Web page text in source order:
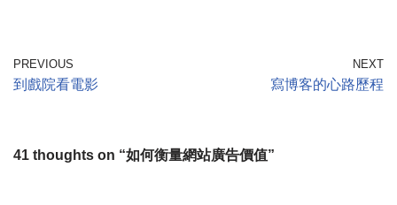
PREVIOUS
到戲院看電影
NEXT
寫博客的心路歷程
41 thoughts on “如何衡量網站廣告價值”